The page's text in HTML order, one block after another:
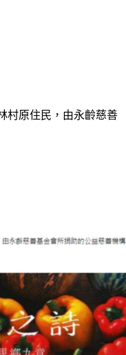
村原住民，由永齡慈善